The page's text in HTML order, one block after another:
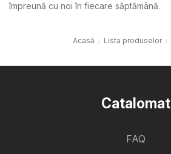
împreună cu noi în fiecare săptămână.
Acasă Lista produselor
Catalomat
FAQ